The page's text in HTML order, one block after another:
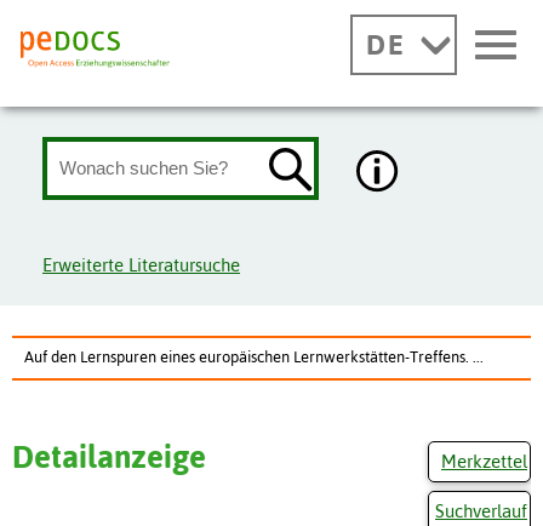
DE
Erweiterte Literatursuche
Auf den Lernspuren eines europäischen Lernwerkstätten-Treffens. ...
Merkzettel
Suchverlauf
Detailanzeige